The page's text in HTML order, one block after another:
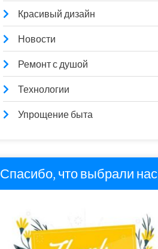
Красивый дизайн
Новости
Ремонт с душой
Технологии
Упрощение быта
Спасибо, что выбрали нас